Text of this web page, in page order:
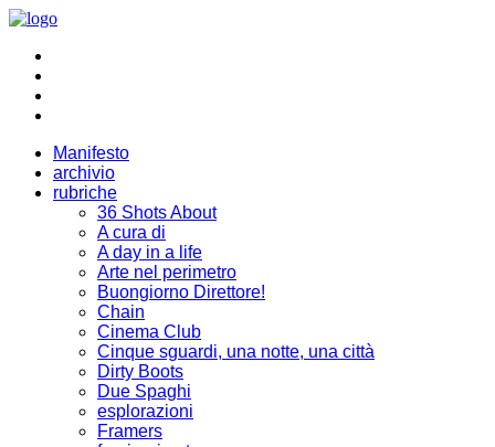
Manifesto
archivio
rubriche
36 Shots About
A cura di
A day in a life
Arte nel perimetro
Buongiorno Direttore!
Chain
Cinema Club
Cinque sguardi, una notte, una città
Dirty Boots
Due Spaghi
esplorazioni
Framers